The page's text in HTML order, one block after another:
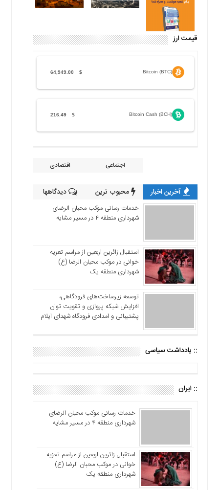
قیمت ارز
Bitcoin (BTC)
$
64,949.00
Bitcoin Cash (BCH)
$
216.49
اجتماعی اقتصادی
آخرین اخبار محبوب ترین دیدگاهها
خدمات رسانی موکب محبان الرضای
شهرداری منطقه ۴ در مسیر مشایه
استقبال زائرین اربعین از مراسم تعزیه
خوانی در موکب محبان الرضا (ع)
شهرداری منطقه یک
توسعه زیرساخت‌های فرودگاهی،
افزایش شبکه پروازی و تقویت توان
پشتیبانی و امدادی فرودگاه شهدای ایلام
:: یادداشت سیاسی
:: ایران
خدمات رسانی موکب محبان الرضای
شهرداری منطقه ۴ در مسیر مشایه
استقبال زائرین اربعین از مراسم تعزیه
خوانی در موکب محبان الرضا (ع)
شهرداری منطقه یک